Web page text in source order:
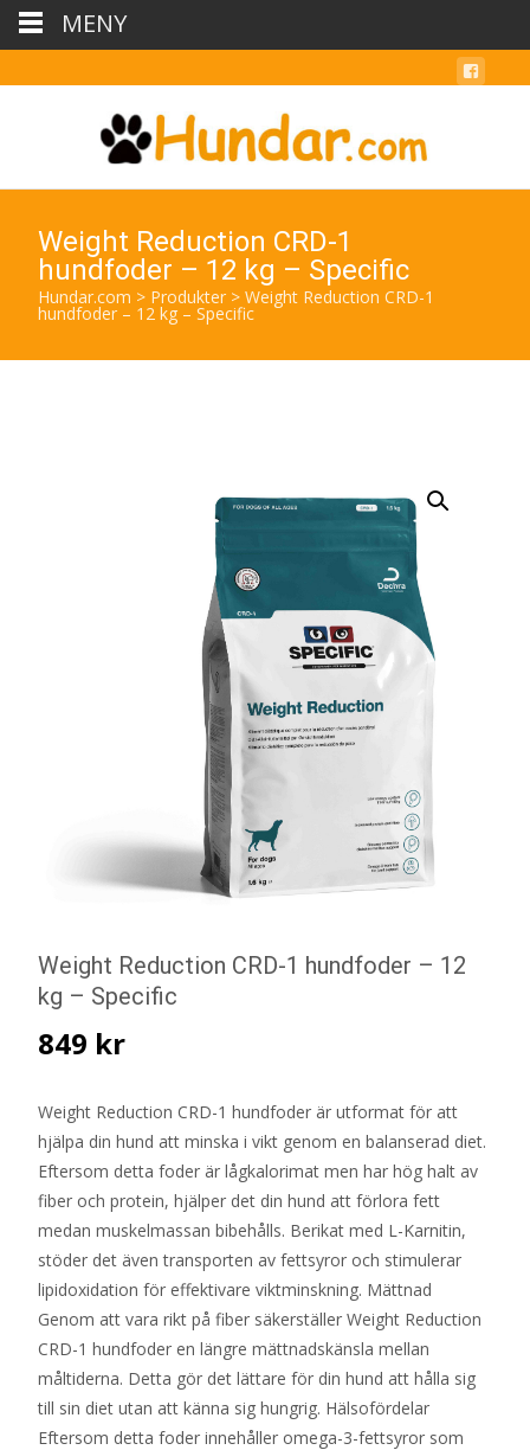
Weight Reduction CRD-1
hundfoder – 12 kg – Specific
Hundar.com > Produkter > Weight Reduction CRD-1
hundfoder – 12 kg – Specific
Weight Reduction CRD-1 hundfoder – 12
kg – Specific
849 kr
Weight Reduction CRD-1 hundfoder är utformat för att
hjälpa din hund att minska i vikt genom en balanserad diet.
Eftersom detta foder är lågkalorimat men har hög halt av
fiber och protein, hjälper det din hund att förlora fett
medan muskelmassan bibehålls. Berikat med L-Karnitin,
stöder det även transporten av fettsyror och stimulerar
lipidoxidation för effektivare viktminskning. Mättnad
Genom att vara rikt på fiber säkerställer Weight Reduction
CRD-1 hundfoder en längre mättnadskänsla mellan
måltiderna. Detta gör det lättare för din hund att hålla sig
till sin diet utan att känna sig hungrig. Hälsofördelar
Eftersom detta foder innehåller omega-3-fettsyror som
MENY